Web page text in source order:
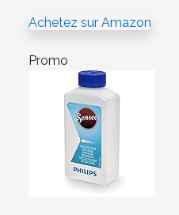
Achetez sur Amazon
Promo